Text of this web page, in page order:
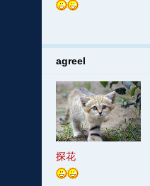
agreel
探花